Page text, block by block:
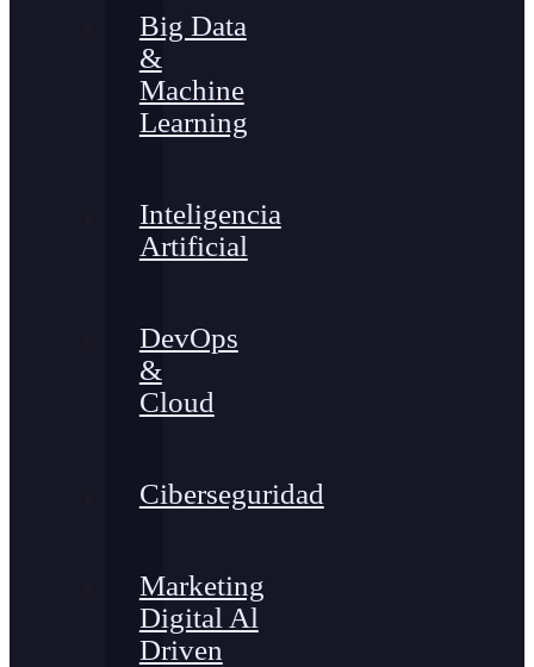
Big Data
&
Machine
Learning
Inteligencia
Artificial
DevOps
&
Cloud
Ciberseguridad
Marketing
Digital Al
Driven